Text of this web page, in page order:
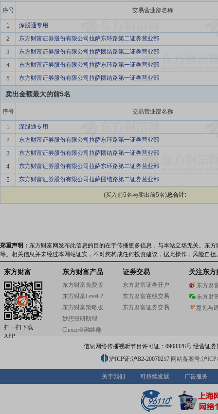
序号 交易营业部名称
1
深股通专用
2
东方财富证券股份有限公司拉萨东环路第二证券营业部
3
东方财富证券股份有限公司拉萨团结路第二证券营业部
4
东方财富证券股份有限公司拉萨东环路第一证券营业部
5
东方财富证券股份有限公司拉萨团结路第一证券营业部
卖出金额最大的前5名
序号 交易营业部名称
1
深股通专用
2
东方财富证券股份有限公司拉萨东环路第一证券营业部
3
东方财富证券股份有限公司拉萨团结路第一证券营业部
4
东方财富证券股份有限公司拉萨东环路第二证券营业部
5
东方财富证券股份有限公司拉萨团结路第二证券营业部
(买入前5名与卖出前5名)总合计:
郑重声明： 东方财富网发布此信息的目的在于传播更多信息，与本站立场无关。东
等。相关信息并未经过本网站证实，不对您构成任何投资建议，据此操作，风险自担